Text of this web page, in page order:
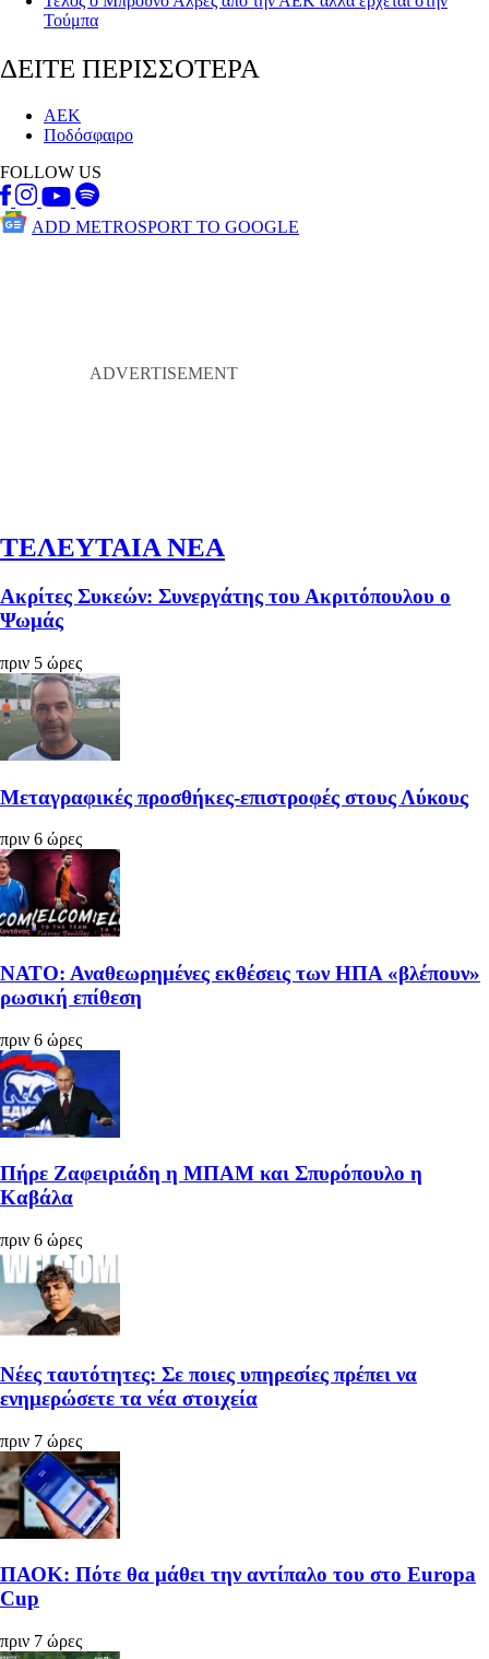
Τούμπα
ΔΕΙΤΕ ΠΕΡΙΣΣΟΤΕΡΑ
ΑΕΚ
Ποδόσφαιρο
FOLLOW US
ADD METROSPORT TO GOOGLE
ΤΕΛΕΥΤΑΙΑ ΝΕΑ
Ακρίτες Συκεών: Συνεργάτης του Ακριτόπουλου ο
Ψωμάς
πριν 5 ώρες
Μεταγραφικές προσθήκες-επιστροφές στους Λύκους
πριν 6 ώρες
ΝΑΤΟ: Αναθεωρημένες εκθέσεις των ΗΠΑ «βλέπουν»
ρωσική επίθεση
πριν 6 ώρες
Πήρε Ζαφειριάδη η ΜΠΑΜ και Σπυρόπουλο η
Καβάλα
πριν 6 ώρες
Νέες ταυτότητες: Σε ποιες υπηρεσίες πρέπει να
ενημερώσετε τα νέα στοιχεία
πριν 7 ώρες
ΠΑΟΚ: Πότε θα μάθει την αντίπαλο του στο Europa
Cup
πριν 7 ώρες